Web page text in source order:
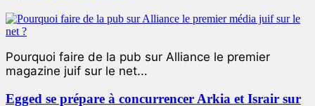
Pourquoi faire de la pub sur Alliance le premier
magazine juif sur le net...
Egged se prépare à concurrencer Arkia et Israir sur